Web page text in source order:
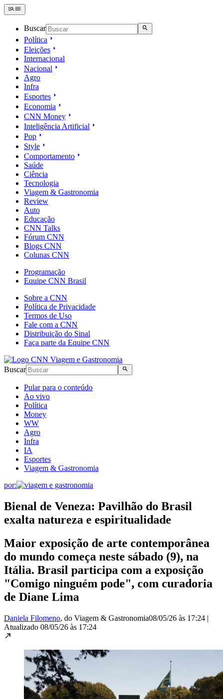
Buscar
Política
Eleições
Internacional
Nacional
Agro
Infra
Esportes
Economia
CNN Money
Inteligência Artificial
Pop
Style
Comportamento
Saúde
Ciência
Tecnologia
Viagem & Gastronomia
Review
Auto
Educação
CNN Talks
Fórum CNN
Blogs CNN
Colunas CNN
Programação
Equipe CNN Brasil
Sobre a CNN
Política de Privacidade
Termos de Uso
Fale com a CNN
Distribuição do Sinal
Faça parte da Equipe CNN
Buscar
Pular para o conteúdo
Ao vivo
Política
Money
WW
Agro
Infra
IA
Esportes
Viagem & Gastronomia
por:
Bienal de Veneza: Pavilhão do Brasil
exalta natureza e espiritualidade
Maior exposição de arte contemporânea
do mundo começa neste sábado (9), na
Itália. Brasil participa com a exposição
"Comigo ninguém pode", com curadoria
de Diane Lima
Daniela Filomeno, do Viagem & Gastronomia08/05/26 às 17:24 |
Atualizado 08/05/26 às 17:24